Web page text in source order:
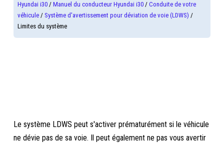
Hyundai i30 /Manuel du conducteur Hyundai i30 /Conduite de votre
véhicule / Système d'avertissement pour déviation de voie (LDWS) /
Limites du système
Le système LDWS peut s'activer prématurément si le véhicule
ne dévie pas de sa voie. Il peut également ne pas vous avertir